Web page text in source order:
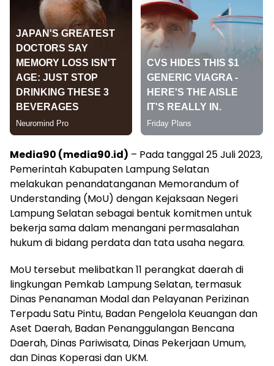
Media90 (media90.id) – Pada tanggal 25 Juli 2023,
Pemerintah Kabupaten Lampung Selatan
melakukan penandatanganan Memorandum of
Understanding (MoU) dengan Kejaksaan Negeri
Lampung Selatan sebagai bentuk komitmen untuk
bekerja sama dalam menangani permasalahan
hukum di bidang perdata dan tata usaha negara.
MoU tersebut melibatkan 11 perangkat daerah di
lingkungan Pemkab Lampung Selatan, termasuk
Dinas Penanaman Modal dan Pelayanan Perizinan
Terpadu Satu Pintu, Badan Pengelola Keuangan dan
Aset Daerah, Badan Penanggulangan Bencana
Daerah, Dinas Pariwisata, Dinas Pekerjaan Umum,
dan Dinas Koperasi dan UKM.